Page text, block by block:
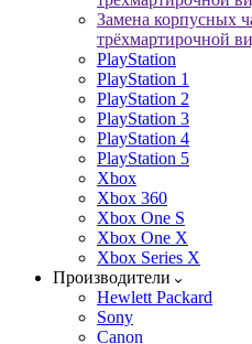
Замена корпусных
трёхмартирочной
PlayStation
PlayStation 1
PlayStation 2
PlayStation 3
PlayStation 4
PlayStation 5
Xbox
Xbox 360
Xbox One S
Xbox One X
Xbox Series X
Производители
Hewlett Packard
Sony
Canon